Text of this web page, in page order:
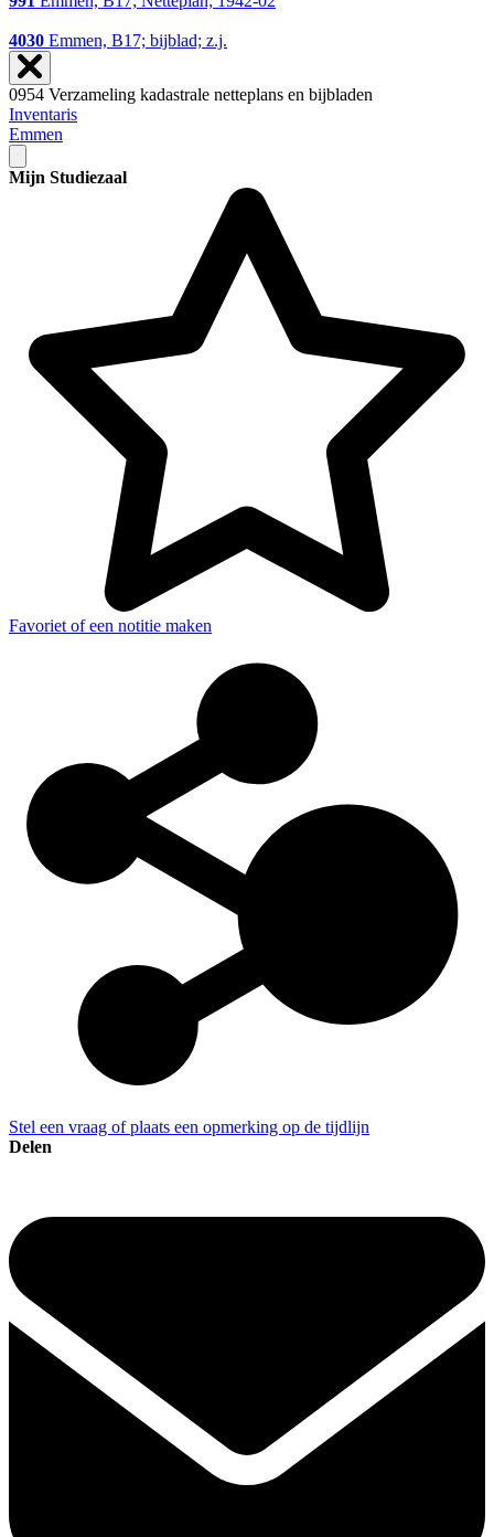
4030 Emmen, B17; bijblad; z.j.
0954 Verzameling kadastrale netteplans en bijbladen
Inventaris
Emmen
Mijn Studiezaal
Favoriet of een notitie maken
Stel een vraag of plaats een opmerking op de tijdlijn
Delen